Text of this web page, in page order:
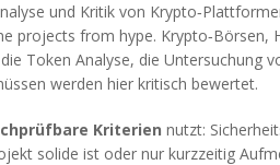
und Kritik von
projects from hype. Krypto‑Börsen,
Token Analyse, die Untersuchung
werden hier kritisch bewertet.
Kriterien nutzt:
solide ist oder nur kurzzeitig